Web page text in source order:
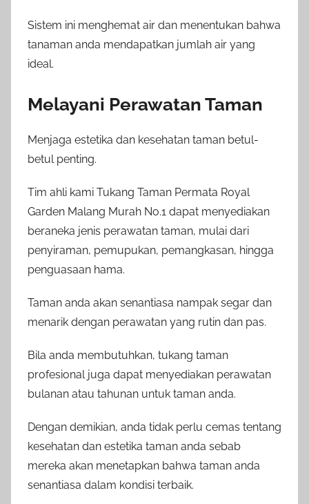
Sistem ini menghemat air dan menentukan bahwa
tanaman anda mendapatkan jumlah air yang
ideal.
Melayani Perawatan Taman
Menjaga estetika dan kesehatan taman betul-
betul penting.
Tim ahli kami Tukang Taman Permata Royal
Garden Malang Murah No.1 dapat menyediakan
beraneka jenis perawatan taman, mulai dari
penyiraman, pemupukan, pemangkasan, hingga
penguasaan hama.
Taman anda akan senantiasa nampak segar dan
menarik dengan perawatan yang rutin dan pas.
Bila anda membutuhkan, tukang taman
profesional juga dapat menyediakan perawatan
bulanan atau tahunan untuk taman anda.
Dengan demikian, anda tidak perlu cemas tentang
kesehatan dan estetika taman anda sebab
mereka akan menetapkan bahwa taman anda
senantiasa dalam kondisi terbaik.